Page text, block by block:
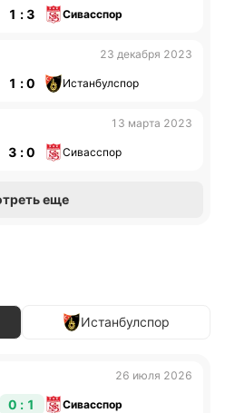
1 : 3 Сивасспор
23 декабря 2023
1 : 0 Истанбулспор
13 марта 2023
3 : 0 Сивасспор
еще
Истанбулспор
26 июля 2026
0 : 1 Сивасспор